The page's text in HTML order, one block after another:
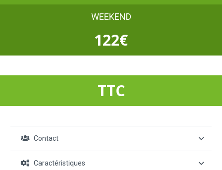
WEEKEND
122€
TTC
Contact
Caractéristiques